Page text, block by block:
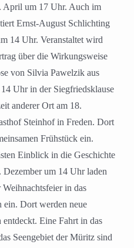
April um 17 Uhr. Auch im
Ernst-August Schlichting
14 Uhr. Veranstaltet wird
über die Wirkungsweise
von Silvia Pawelzik aus
Uhr in der Siegfriedsklause
anderer Ort am 18.
Steinhof in Freden. Dort
Frühstück ein.
Einblick in die Geschichte
um 14 Uhr laden
in das
ein. Dort werden neue
Eine Fahrt in das
Seengebiet der Müritz sind